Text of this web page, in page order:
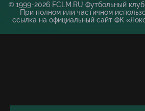
© 1999-2026 FCLM.RU Футбольный
При полном или частичном
ссылка на официальный сайт ФК